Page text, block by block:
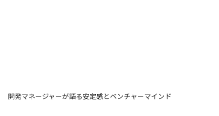
開発マネージャーが語る安定感とベンチャーマインド